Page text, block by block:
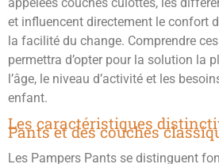
et influencent directement le confort
la facilité du change. Comprendre
permettra d’opter pour la solution la
l’âge, le niveau d’activité et les
enfant.
Les caractéristiques
Pants et des couches
Les Pampers Pants se distinguent